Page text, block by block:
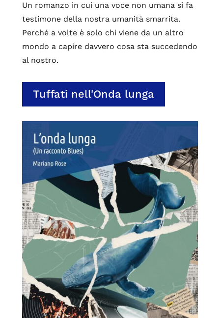
Un romanzo in cui una voce non umana si fa
testimone della nostra umanità smarrita.
Perché a volte è solo chi viene da un altro
mondo a capire davvero cosa sta succedendo
al nostro.
Tuffati nell'Onda lunga